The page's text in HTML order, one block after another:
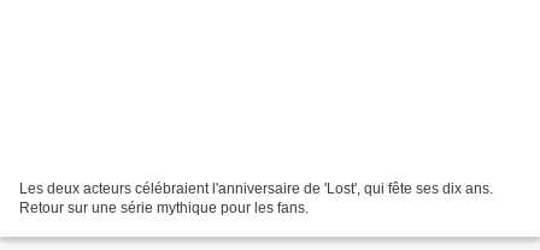
Les deux acteurs célébraient l'anniversaire de 'Lost', qui fête ses dix ans.
Retour sur une série mythique pour les fans.